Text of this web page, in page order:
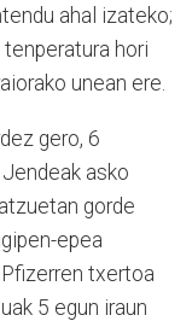
ahal izateko;
hori
unean ere.
gero, 6
asko
gorde
epea
txertoa
5 egun iraun